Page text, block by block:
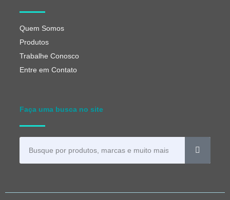
Quem Somos
Produtos
Trabalhe Conosco
Entre em Contato
Faça uma busca no site